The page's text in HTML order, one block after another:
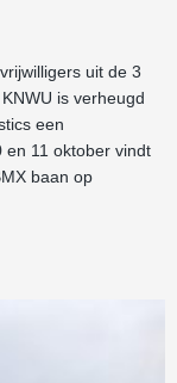
uit de 3
is verheugd
een
en 11 oktober vindt
baan op